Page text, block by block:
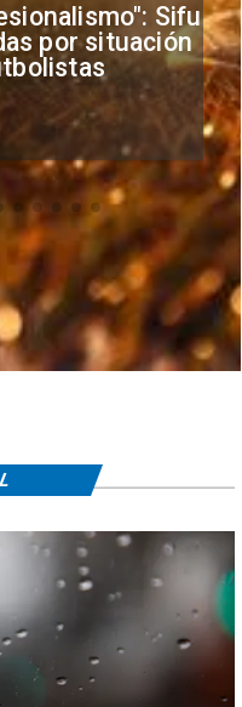
Sifup
situación